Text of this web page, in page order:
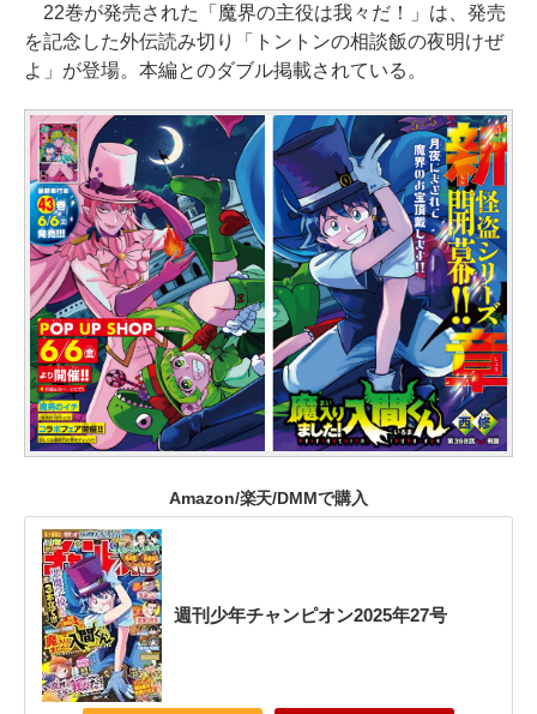
22巻が発売された「魔界の主役は我々だ！」は、発売
を記念した外伝読み切り「トントンの相談飯の夜明けぜ
よ」が登場。本編とのダブル掲載されている。
Amazon/楽天/DMMで購入
週刊少年チャンピオン2025年27号